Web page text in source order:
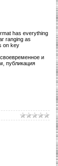
has everything
ranging as
on key
и
публикация